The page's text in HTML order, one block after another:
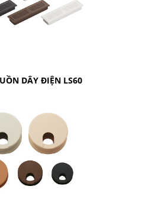
DÂY ĐIỆN LS60